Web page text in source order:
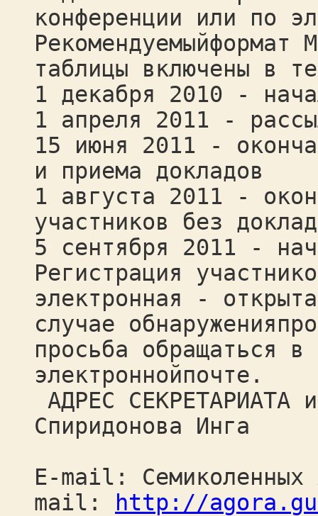
конференции или по
Рекомендуемыйформат
таблицы включены в
1 декабря 2010 -
1 апреля 2011 -
15 июня 2011 -
и приема докладов
1 августа 2011 -
участников без
5 сентября 2011 -
Регистрация
электронная -
случае
просьба обращаться в
электроннойпочте.
АДРЕС СЕКРЕТАРИАТА
Спиридонова Инга
E-mail: Семиколенных
mail:
http://